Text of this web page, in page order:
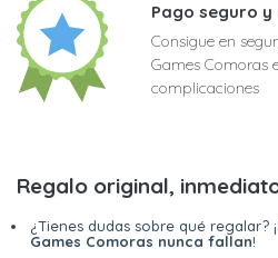
Pago seguro
Consigue en
Games Comoras
complicaciones
Regalo original,
¿Tienes dudas sobre qué regalar? ¡
Games Comoras nunca fallan!